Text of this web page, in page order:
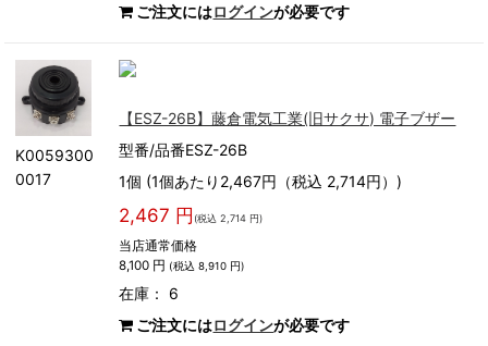
ご注文にはログインが必要です
K0059300
0017
【ESZ-26B】藤倉電気工業(旧サクサ) 電子ブザー
型番/品番ESZ-26B
1個 (1個あたり2,467円（税込 2,714円）)
2,467 円 (税込 2,714 円)
当店通常価格
8,100 円 (税込 8,910 円)
在庫： 6
ご注文にはログインが必要です